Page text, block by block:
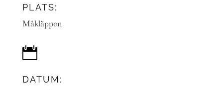
PLATS:
Måkläppen

DATUM: